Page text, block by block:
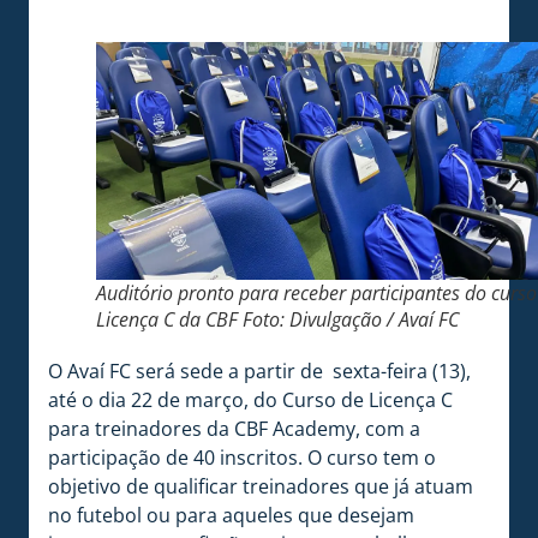
Auditório pronto para receber participantes do curso
Licença C da CBF Foto: Divulgação / Avaí FC
O Avaí FC será sede a partir de sexta-feira (13),
até o dia 22 de março, do Curso de Licença C
para treinadores da CBF Academy, com a
participação de 40 inscritos. O curso tem o
objetivo de qualificar treinadores que já atuam
no futebol ou para aqueles que desejam